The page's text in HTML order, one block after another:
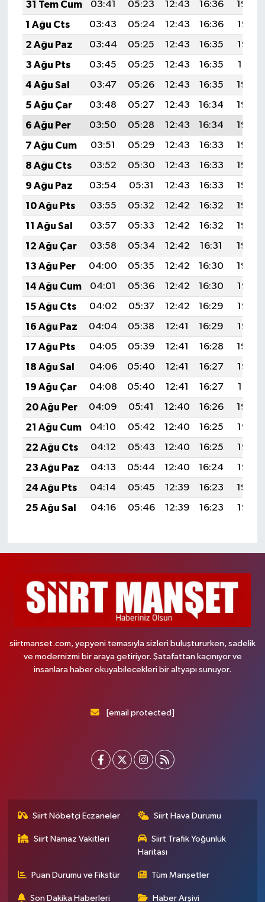
31 Tem Cum
03:41 05:23 12:43 16:36
19:54
1 Ağu Cts
03:43 05:24 12:43 16:36
19:53
2 Ağu Paz
03:44 05:25 12:43 16:35
19:52
3 Ağu Pts
03:45 05:25 12:43 16:35
19:51
4 Ağu Sal
03:47 05:26 12:43 16:35
19:50
5 Ağu Çar
03:48 05:27 12:43 16:34
19:49
6 Ağu Per
03:50 05:28 12:43 16:34
19:48
7 Ağu Cum
03:51 05:29 12:43 16:33
19:46
8 Ağu Cts
03:52 05:30 12:43 16:33
19:45
9 Ağu Paz
03:54 05:31 12:43 16:33
19:44
10 Ağu Pts
03:55 05:32 12:42 16:32
19:43
11 Ağu Sal
03:57 05:33 12:42 16:32
19:42
12 Ağu Çar
03:58 05:34 12:42 16:31
19:40
13 Ağu Per
04:00 05:35 12:42 16:30
19:39
14 Ağu Cum
04:01 05:36 12:42 16:30
19:38
15 Ağu Cts
04:02 05:37 12:42 16:29
19:36
16 Ağu Paz
04:04 05:38 12:41 16:29
19:35
17 Ağu Pts
04:05 05:39 12:41 16:28
19:34
18 Ağu Sal
04:06 05:40 12:41 16:27
19:32
19 Ağu Çar
04:08 05:40 12:41 16:27
19:31
20 Ağu Per
04:09 05:41 12:40 16:26
19:30
21 Ağu Cum
04:10 05:42 12:40 16:25
19:28
22 Ağu Cts
04:12 05:43 12:40 16:25
19:27
23 Ağu Paz
04:13 05:44 12:40 16:24
19:25
24 Ağu Pts
04:14 05:45 12:39 16:23
19:24
25 Ağu Sal
04:16 05:46 12:39 16:23 19:22
siirtmanset.com, yepyeni temasıyla sizleri buluştururken, sadelik
ve modernizmi bir araya getiriyor. Şatafattan kaçınıyor ve
insanlara haber okuyabilecekleri bir altyapı sunuyor.
[email protected]
Siirt Nöbetçi Eczaneler Siirt Hava Durumu
Siirt Namaz Vakitleri
Siirt Trafik Yoğunluk
Haritası
Puan Durumu ve Fikstür Tüm Manşetler
Son Dakika Haberleri Haber Arşivi